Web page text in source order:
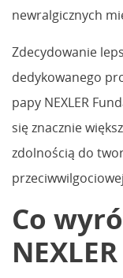
newralgicznych
Zdecydowanie
dedykowanego
papy NEXLER
się znacznie
zdolnością do
Co